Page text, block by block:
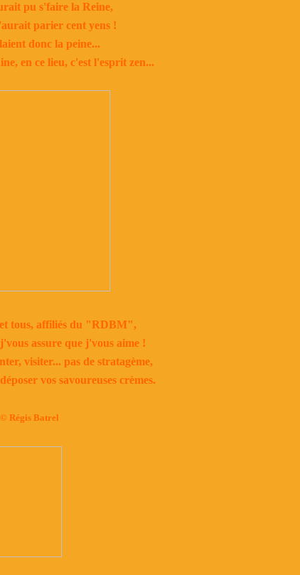
pu s'faire la Reine,
parier cent yens !
donc la peine...
en ce lieu, c'est l'esprit zen...
tous, affiliés du "RDBM",
assure que j'vous aime !
visiter... pas de stratagème,
vos savoureuses crèmes.
Régis Batrel